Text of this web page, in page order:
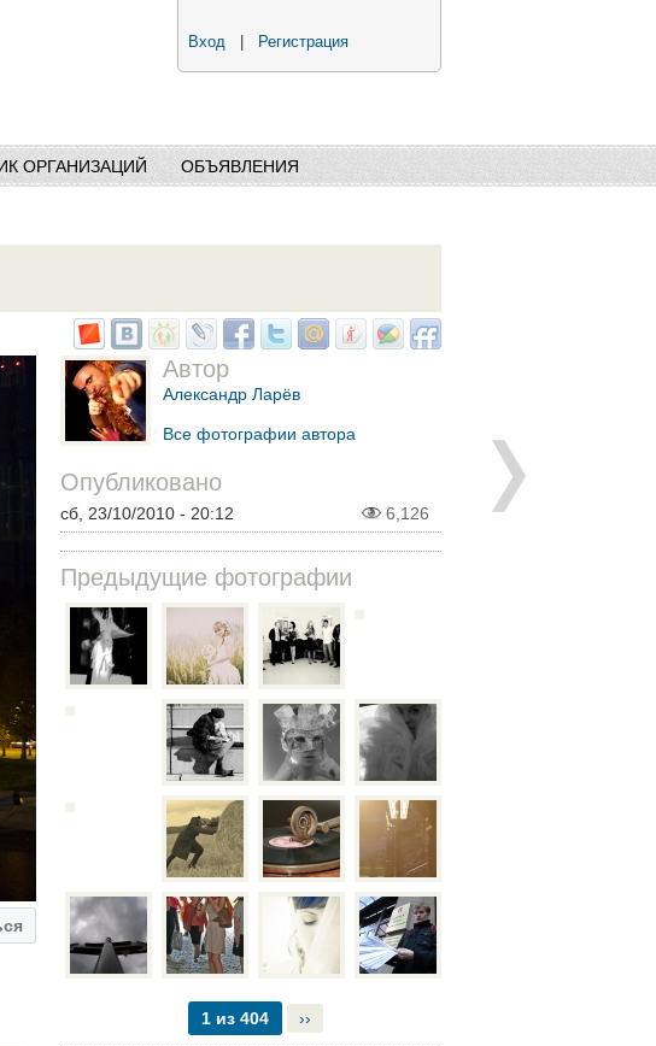
Вход Регистрация
ОРГАНИЗАЦИЙ ОБЪЯВЛЕНИЯ
Автор
Александр Ларёв
Все фотографии автора
6,126
Опубликовано
сб, 23/10/2010 - 20:12
Предыдущие фотографии
1 из 404 ››